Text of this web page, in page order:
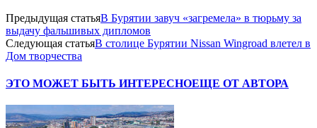
Предыдущая статьяВ Бурятии завуч «загремела» в тюрьму за
выдачу фальшивых дипломов
Следующая статьяВ столице Бурятии Nissan Wingroad влетел в
Дом творчества
ЭТО МОЖЕТ БЫТЬ ИНТЕРЕСНОЕЩЕ ОТ АВТОРА